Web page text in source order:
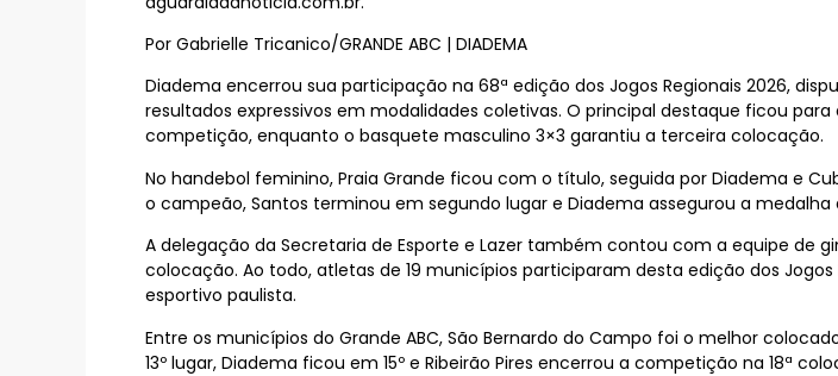
Por Gabrielle Tricanico/GRANDE ABC | DIADEMA
Diadema encerrou sua participação na 68ª edição dos Jogos Regionais 2026,
resultados expressivos em modalidades coletivas. O principal destaque ficou
competição, enquanto o basquete masculino 3×3 garantiu a terceira colocação.
No handebol feminino, Praia Grande ficou com o título, seguida por Diadema e
o campeão, Santos terminou em segundo lugar e Diadema assegurou a
A delegação da Secretaria de Esporte e Lazer também contou com a equipe
colocação. Ao todo, atletas de 19 municípios participaram desta edição dos
esportivo paulista.
Entre os municípios do Grande ABC, São Bernardo do Campo foi o melhor
13º lugar, Diadema ficou em 15º e Ribeirão Pires encerrou a competição na 18ª